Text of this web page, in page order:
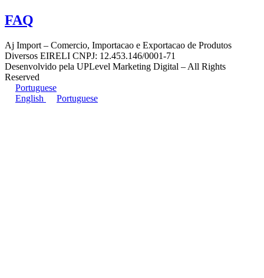
FAQ
Aj Import – Comercio, Importacao e Exportacao de Produtos
Diversos EIRELI CNPJ: 12.453.146/0001-71
Desenvolvido pela UPLevel Marketing Digital – All Rights
Reserved
Portuguese
English
Portuguese